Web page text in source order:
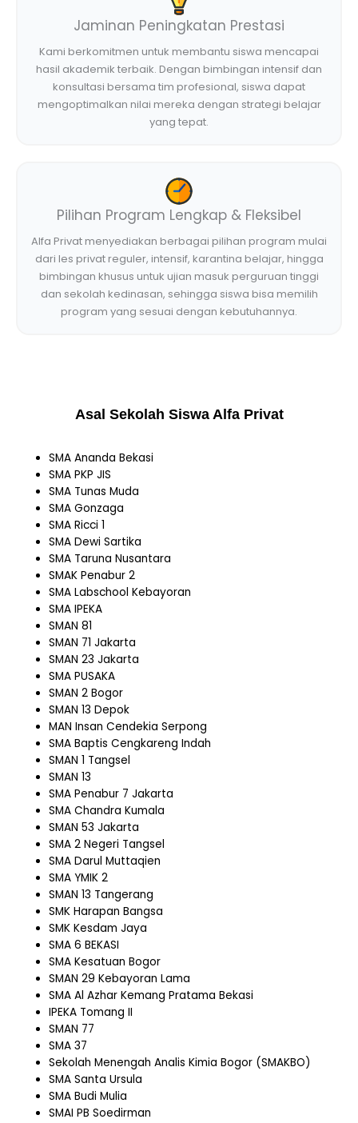
Jaminan Peningkatan Prestasi
Kami berkomitmen untuk membantu siswa mencapai
hasil akademik terbaik. Dengan bimbingan intensif dan
konsultasi bersama tim profesional, siswa dapat
mengoptimalkan nilai mereka dengan strategi belajar
yang tepat.
Pilihan Program Lengkap & Fleksibel
Alfa Privat menyediakan berbagai pilihan program mulai
dari les privat reguler, intensif, karantina belajar, hingga
bimbingan khusus untuk ujian masuk perguruan tinggi
dan sekolah kedinasan, sehingga siswa bisa memilih
program yang sesuai dengan kebutuhannya.
Asal Sekolah Siswa Alfa Privat
SMA Ananda Bekasi
SMA PKP JIS
SMA Tunas Muda
SMA Gonzaga
SMA Ricci 1
SMA Dewi Sartika
SMA Taruna Nusantara
SMAK Penabur 2
SMA Labschool Kebayoran
SMA IPEKA
SMAN 81
SMAN 71 Jakarta
SMAN 23 Jakarta
SMA PUSAKA
SMAN 2 Bogor
SMAN 13 Depok
MAN Insan Cendekia Serpong
SMA Baptis Cengkareng Indah
SMAN 1 Tangsel
SMAN 13
SMA Penabur 7 Jakarta
SMA Chandra Kumala
SMAN 53 Jakarta
SMA 2 Negeri Tangsel
SMA Darul Muttaqien
SMA YMIK 2
SMAN 13 Tangerang
SMK Harapan Bangsa
SMK Kesdam Jaya
SMA 6 BEKASI
SMA Kesatuan Bogor
SMAN 29 Kebayoran Lama
SMA Al Azhar Kemang Pratama Bekasi
IPEKA Tomang II
SMAN 77
SMA 37
Sekolah Menengah Analis Kimia Bogor (SMAKBO)
SMA Santa Ursula
SMA Budi Mulia
SMAI PB Soedirman